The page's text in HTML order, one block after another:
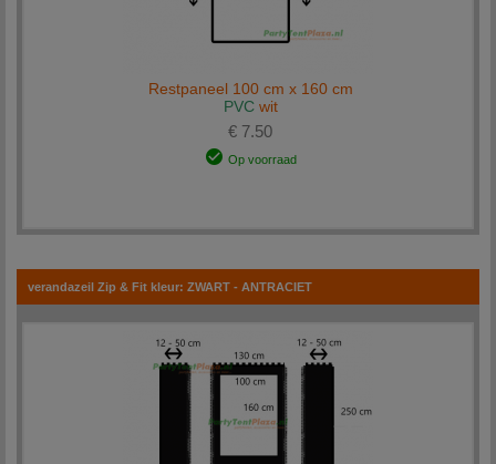
Restpaneel 100 cm x 160 cm
PVCwit
€ 7.50
Op voorraad
verandazeil Zip & Fit kleur: ZWART - ANTRACIET